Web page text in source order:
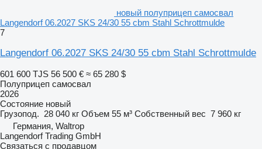
новый полуприцеп самосвал
Langendorf 06.2027 SKS 24/30 55 cbm Stahl Schrottmulde
7
Langendorf 06.2027 SKS 24/30 55 cbm Stahl Schrottmulde
601 600 TJS 56 500 € ≈ 65 280 $
Полуприцеп самосвал
2026
Состояние новый
Грузопод. 28 040 кг Объем 55 м³ Собственный вес 7 960 кг
Германия, Waltrop
Langendorf Trading GmbH
Связаться с продавцом